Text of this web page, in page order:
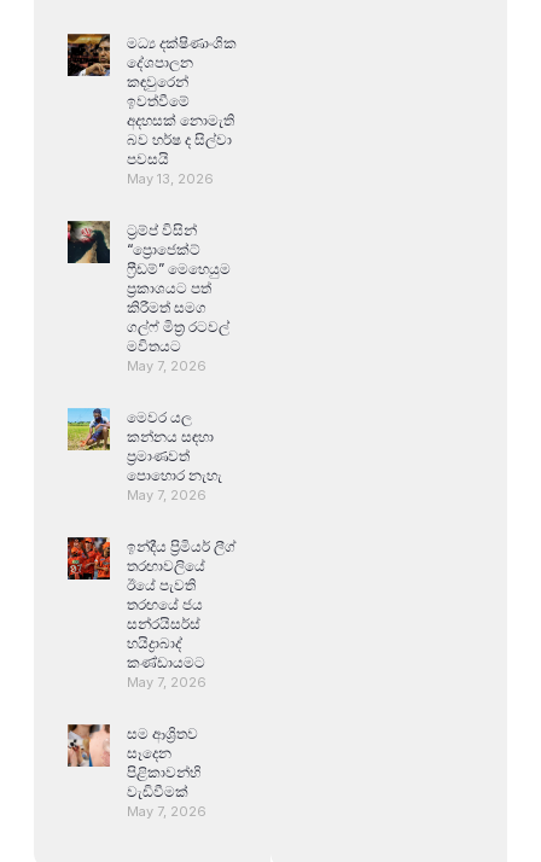
මධ්‍ය දක්ෂිණාංශික
දේශපාලන
කඳවුරෙන්
ඉවත්වීමේ
අදහසක් නොමැති
බව හර්ෂ ද සිල්වා
පවසයි
May 13, 2026
ට්‍රම්ප් විසින්
“ප්‍රොජෙක්ට්
ෆ්‍රීඩම්” මෙහෙයුම
ප්‍රකාශයට පත්
කිරීමත් සමග
ගල්ෆ් මිත්‍ර රටවල්
මවිතයට
May 7, 2026
මෙවර යල
කන්නය සඳහා
ප්‍රමාණවත්
පොහොර නැහැ
May 7, 2026
ඉන්දීය ප්‍රිමියර් ලීග්
තරඟාවලියේ
ඊයේ පැවති
තරඟයේ ජය
සන්රයිසර්ස්
හයිද්‍රාබාද්
කණ්ඩායමට
May 7, 2026
සම ආශ්‍රිතව
සෑදෙන
පිළිකාවන්හි
වැඩිවීමක්
May 7, 2026